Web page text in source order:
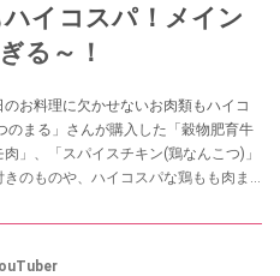
イコスパ！メイン
る～！
お料理に欠かせないお肉類もハイコ
のまる」さんが購入した「穀物肥育牛
」、「スパイスチキン(鶏なんこつ)」
のものや、ハイコスパな鶏もも肉ま